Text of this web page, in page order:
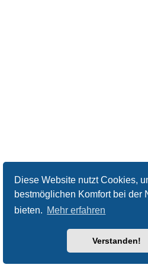
Diese Website nutzt Cookies,
bestmöglichen Komfort bei der
bieten. Mehr erfahren
Verstanden!